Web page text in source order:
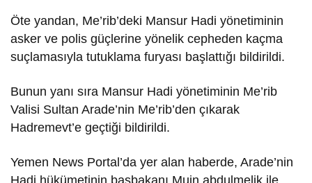
Öte yandan, Me’rib’deki Mansur Hadi yönetiminin
asker ve polis güçlerine yönelik cepheden kaçma
suçlamasıyla tutuklama furyası başlattığı bildirildi.
Bunun yanı sıra Mansur Hadi yönetiminin Me’rib
Valisi Sultan Arade’nin Me’rib’den çıkarak
Hadremevt’e geçtiği bildirildi.
Yemen News Portal’da yer alan haberde, Arade’nin
Hadi hükümetinin başbakanı Muin abdulmelik ile